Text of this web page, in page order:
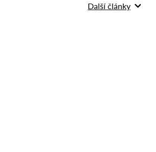
Další články